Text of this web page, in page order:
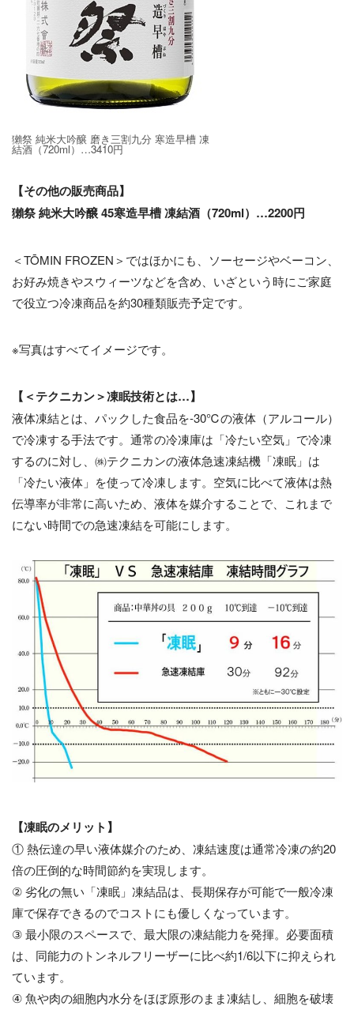
獺祭 純米大吟醸 磨き三割九分 寒造早槽 凍
結酒（720ml）…3410円
【その他の販売商品】
獺祭 純米大吟醸 45寒造早槽 凍結酒（720ml）…2200円
＜TŌMIN FROZEN＞ではほかにも、ソーセージやベーコン、
お好み焼きやスウィーツなどを含め、いざという時にご家庭
で役立つ冷凍商品を約30種類販売予定です。
※写真はすべてイメージです。
【＜テクニカン＞凍眠技術とは…】
液体凍結とは、パックした食品を-30℃の液体（アルコール）
で冷凍する手法です。通常の冷凍庫は「冷たい空気」で冷凍
するのに対し、㈱テクニカンの液体急速凍結機「凍眠」は
「冷たい液体」を使って冷凍します。空気に比べて液体は熱
伝導率が非常に高いため、液体を媒介することで、これまで
にない時間での急速凍結を可能にします。
【凍眠のメリット】
① 熱伝達の早い液体媒介のため、凍結速度は通常冷凍の約20
倍の圧倒的な時間節約を実現します。
② 劣化の無い「凍眠」凍結品は、長期保存が可能で一般冷凍
庫で保存できるのでコストにも優しくなっています。
③ 最小限のスペースで、最大限の凍結能力を発揮。必要面積
は、同能力のトンネルフリーザーに比べ約1/6以下に抑えられ
ています。
④ 魚や肉の細胞内水分をほぼ原形のまま凍結し、細胞を破壊